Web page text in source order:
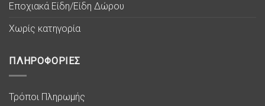
Εποχιακά Είδη/Είδη Δώρου
Χωρίς κατηγορία
ΠΛΗΡΟΦΟΡΙΕΣ
Τρόποι Πληρωμής